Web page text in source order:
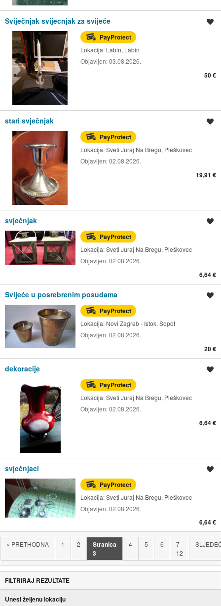
Sviječnjak svijecnjak za svijeće
PayProtect
Lokacija: Labin, Labin
Objavljen:03.08.2026.
50 €
stari svječnjak
PayProtect
Lokacija:Sveti Juraj Na Bregu, Pleškovec
Objavljen:02.08.2026.
19,91 €
svječnjak
PayProtect
Lokacija:Sveti Juraj Na Bregu, Pleškovec
Objavljen:02.08.2026.
6,64 €
Svijeće u posrebrenim posudama
PayProtect
Lokacija: Novi Zagreb - Istok, Sopot
Objavljen:02.08.2026.
20 €
dekoracije
PayProtect
Lokacija:Sveti Juraj Na Bregu, Pleškovec
Objavljen:02.08.2026.
6,64 €
svječnjaci
PayProtect
Lokacija:Sveti Juraj Na Bregu, Pleškovec
Objavljen:02.08.2026.
6,64 €
« PRETHODNA 1 2
Stranica
3
4 5 6
7-
12
FILTRIRAJ REZULTATE
Unesi željenu lokaciju